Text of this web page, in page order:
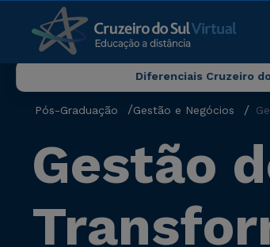
Diferenciais Cruzeiro
Pós-Graduação Gestão e Negócios
Gestão